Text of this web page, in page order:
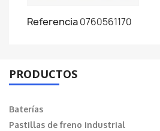
Referencia0760561170
PRODUCTOS
Baterías
Pastillas de freno industrial